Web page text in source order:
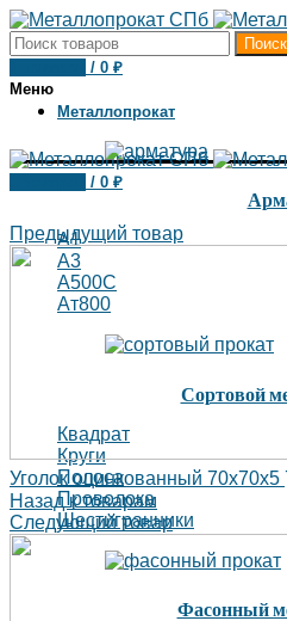
Поиск
/ 0 ₽
Меню
/ 0 ₽
Металлопрокат
А1
А3
А500С
Ат800
Сортовой
Квадрат
Круги
Полоса
Проволока
Шестигранники
Фасонный
Предыдущий товар
Уголок оцинкованный 70х70х5
Назад к товарам
Следующий товар